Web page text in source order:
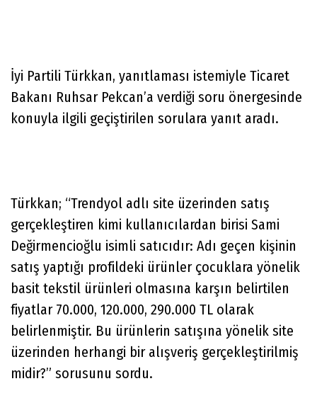
İyi Partili Türkkan, yanıtlaması istemiyle Ticaret
Bakanı Ruhsar Pekcan’a verdiği soru önergesinde
konuyla ilgili geçiştirilen sorulara yanıt aradı.
Türkkan; “Trendyol adlı site üzerinden satış
gerçekleştiren kimi kullanıcılardan birisi Sami
Değirmencioğlu isimli satıcıdır: Adı geçen kişinin
satış yaptığı profildeki ürünler çocuklara yönelik
basit tekstil ürünleri olmasına karşın belirtilen
fiyatlar 70.000, 120.000, 290.000 TL olarak
belirlenmiştir. Bu ürünlerin satışına yönelik site
üzerinden herhangi bir alışveriş gerçekleştirilmiş
midir?” sorusunu sordu.